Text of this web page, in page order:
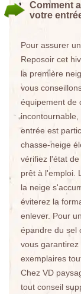
Comment
votre
Pour assurer
Reposoir cet
la première
vous
équipement de
entrée est
chasse-neige
vérifiez l'état
prêt à l'emploi.
la neige
éviterez la
enlever. Pour
épandre du sel
vous
exemplaires
Chez VD
tout conseil